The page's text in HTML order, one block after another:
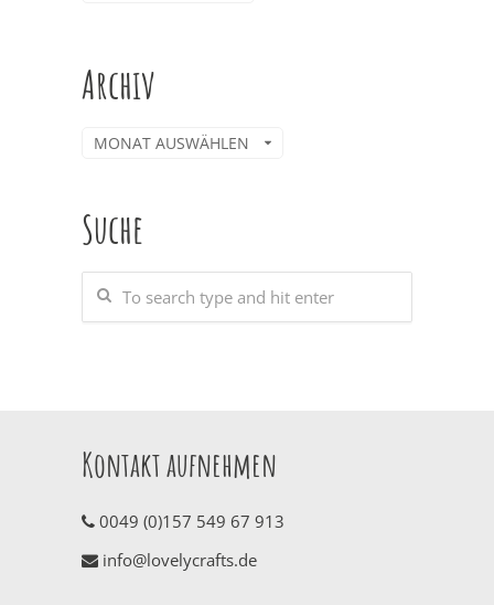
Archiv
Archiv
Suche
Kontakt aufnehmen
0049 (0)157 549 67 913
info@lovelycrafts.de